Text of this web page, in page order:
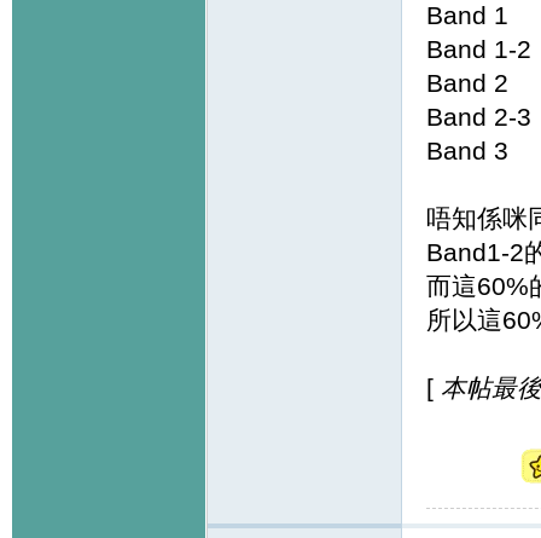
Band
Band
Band
Band
Band
唔知係咪
Band1-2
而這60%
所以這
[ 本帖最